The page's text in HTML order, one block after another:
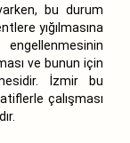
bu durum
yığılmasına
ve bunun için
İzmir bu
çalışması